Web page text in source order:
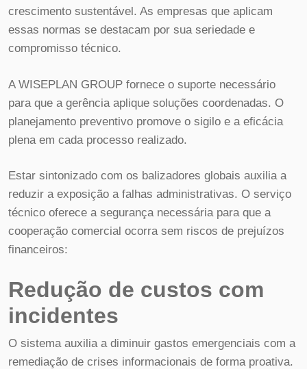
crescimento sustentável. As empresas que aplicam
essas normas se destacam por sua seriedade e
compromisso técnico.
A WISEPLAN GROUP fornece o suporte necessário
para que a gerência aplique soluções coordenadas. O
planejamento preventivo promove o sigilo e a eficácia
plena em cada processo realizado.
Estar sintonizado com os balizadores globais auxilia a
reduzir a exposição a falhas administrativas. O serviço
técnico oferece a segurança necessária para que a
cooperação comercial ocorra sem riscos de prejuízos
financeiros:
Redução de custos com
incidentes
O sistema auxilia a diminuir gastos emergenciais com a
remediação de crises informacionais de forma proativa.